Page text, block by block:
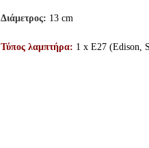
Διάμετρος: 13 cm
Τύπος λαμπτήρα: 1 x Ε27 (Edison,